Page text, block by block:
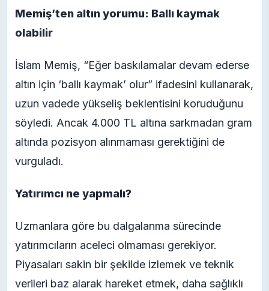
Memiş’ten altın yorumu: Ballı kaymak
olabilir
İslam Memiş, “Eğer baskılamalar devam ederse
altın için ‘ballı kaymak’ olur” ifadesini kullanarak,
uzun vadede yükseliş beklentisini koruduğunu
söyledi. Ancak 4.000 TL altına sarkmadan gram
altında pozisyon alınmaması gerektiğini de
vurguladı.
Yatırımcı ne yapmalı?
Uzmanlara göre bu dalgalanma sürecinde
yatırımcıların aceleci olmaması gerekiyor.
Piyasaları sakin bir şekilde izlemek ve teknik
verileri baz alarak hareket etmek, daha sağlıklı